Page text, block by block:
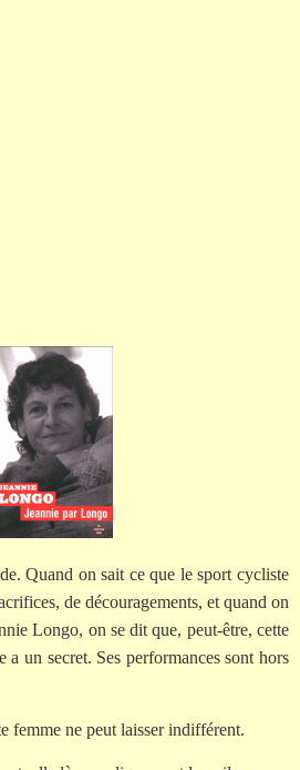
Quand on sait ce que le sport cycliste
de découragements, et quand on
Longo, on se dit que, peut-être, cette
a un secret. Ses performances sont hors
femme ne peut laisser indifférent.